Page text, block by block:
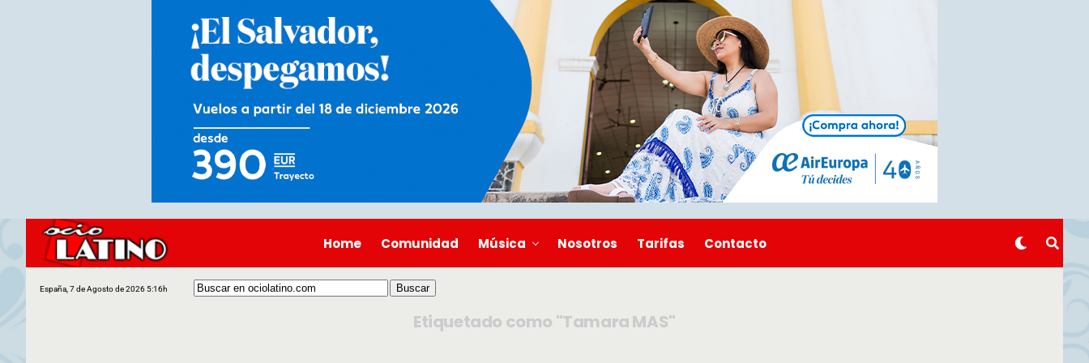
Home Comunidad Música Nosotros Tarifas Contacto
España, 7 de Agosto de 2026 5:16h
Etiquetado como "Tamara MAS"